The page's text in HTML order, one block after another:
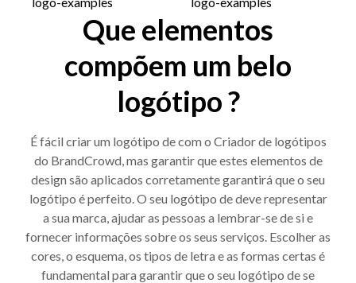
Que elementos
compõem um belo
logótipo ?
É fácil criar um logótipo de com o Criador de logótipos
do BrandCrowd, mas garantir que estes elementos de
design são aplicados corretamente garantirá que o seu
logótipo é perfeito. O seu logótipo de deve representar
a sua marca, ajudar as pessoas a lembrar-se de si e
fornecer informações sobre os seus serviços. Escolher as
cores, o esquema, os tipos de letra e as formas certas é
fundamental para garantir que o seu logótipo de se